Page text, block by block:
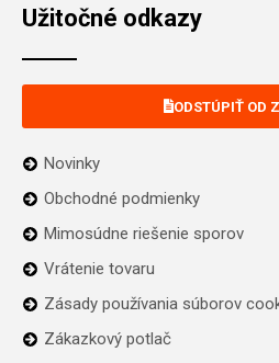
Užitočné odkazy
ODSTÚPIŤ OD
Novinky
Obchodné podmienky
Mimosúdne riešenie sporov
Vrátenie tovaru
Zásady používania súborov
Zákazkový potlač